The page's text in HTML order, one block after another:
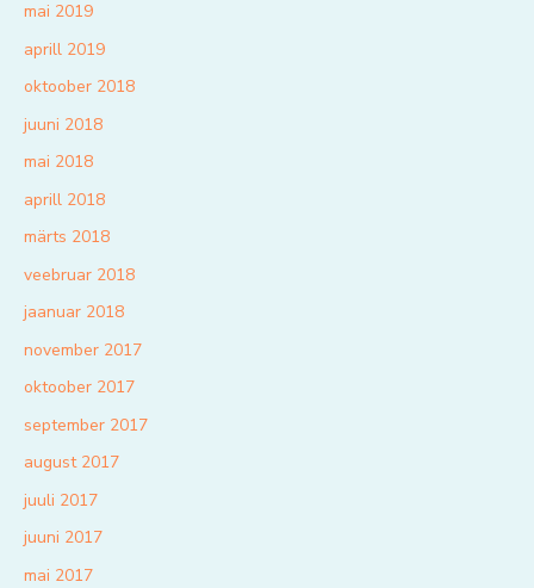
mai 2019
aprill 2019
oktoober 2018
juuni 2018
mai 2018
aprill 2018
märts 2018
veebruar 2018
jaanuar 2018
november 2017
oktoober 2017
september 2017
august 2017
juuli 2017
juuni 2017
mai 2017